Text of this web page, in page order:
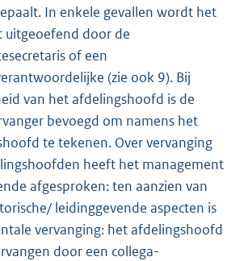
In enkele gevallen wordt het
uitgeoefend door de
of een
(zie ook 9). Bij
van het afdelingshoofd is de
bevoegd om namens het
te tekenen. Over vervanging
heeft het management
afgesproken: ten aanzien van
leidinggevende aspecten is
vervanging: het afdelingshoofd
door een collega-